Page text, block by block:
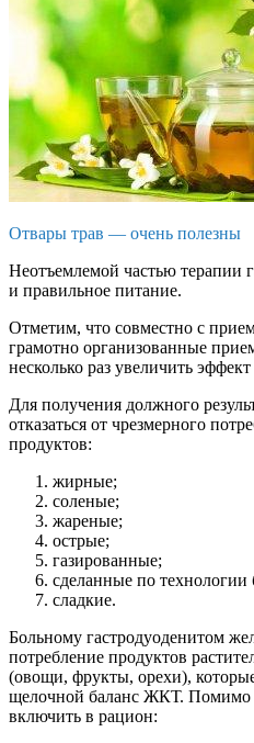
Отвары трав — очень полезны
Неотъемлемой частью терапии
и правильное питание.
Отметим, что совместно с
грамотно организованные
несколько раз увеличить
Для получения должного
отказаться от чрезмерного
продуктов:
жирные;
соленые;
жареные;
острые;
газированные;
сделанные по технологии
сладкие.
Больному гастродуоденитом
потребление продуктов
(овощи, фрукты, орехи),
щелочной баланс ЖКТ. Помимо
включить в рацион: